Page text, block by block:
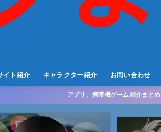
イト紹介 キャラクター紹介 お問い合わせ
アプリ、携帯機ゲーム紹介まとめ